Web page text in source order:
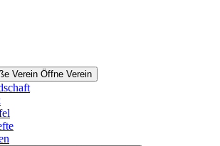
Verein Öffne Verein